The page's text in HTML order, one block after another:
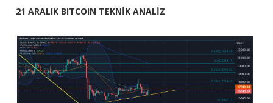
21 ARALIK BITCOIN TEKNİK ANALİZ